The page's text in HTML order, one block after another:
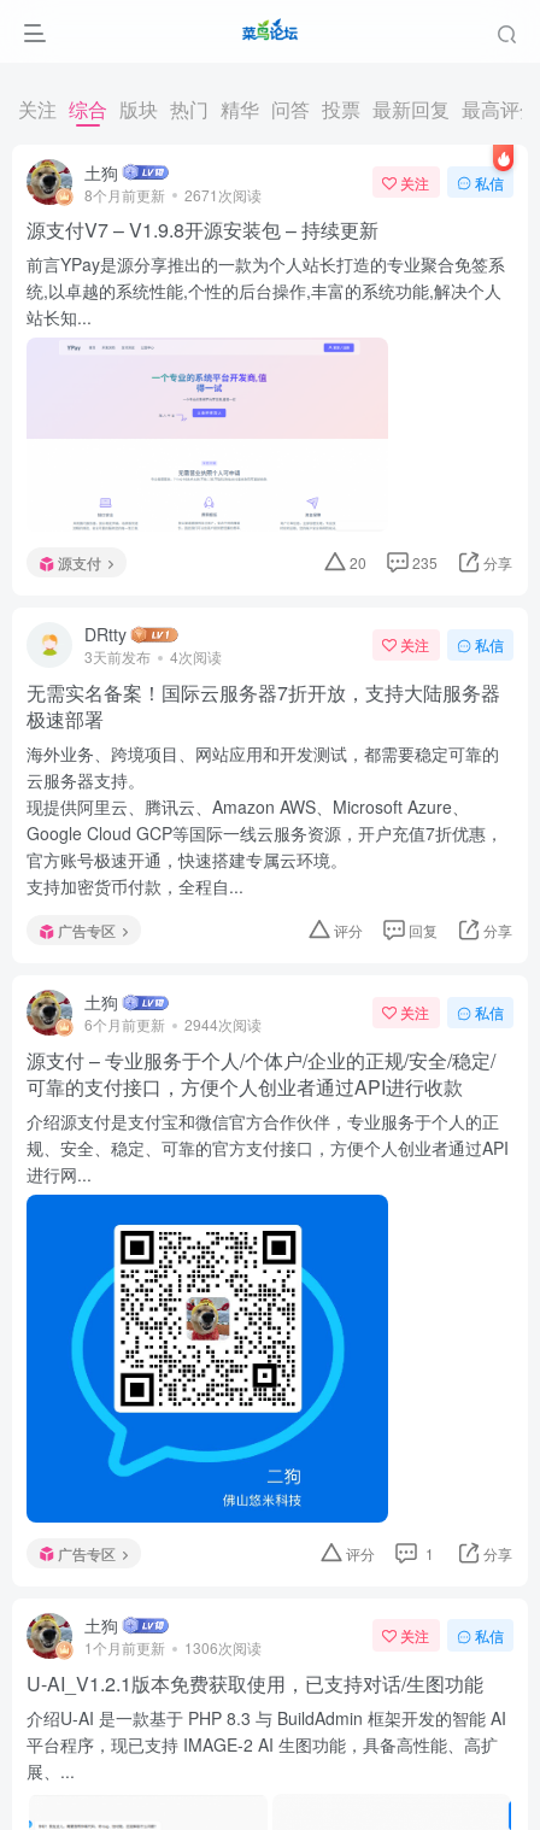
关注 综合 版块 热门 精华 问答 投票 最新回复 最高评分
土狗
8个月前更新 2671次阅读
关注 私信
源支付V7 – V1.9.8开源安装包 – 持续更新
前言YPay是源分享推出的一款为个人站长打造的专业聚合免签系
统,以卓越的系统性能,个性的后台操作,丰富的系统功能,解决个人
站长知...
源支付 20 235 分享
DRtty
3天前发布 4次阅读
关注 私信
无需实名备案！国际云服务器7折开放，支持大陆服务器
极速部署
海外业务、跨境项目、网站应用和开发测试，都需要稳定可靠的
云服务器支持。
现提供阿里云、腾讯云、Amazon AWS、Microsoft Azure、
Google Cloud GCP等国际一线云服务资源，开户充值7折优惠，
官方账号极速开通，快速搭建专属云环境。
支持加密货币付款，全程自...
广告专区 评分 回复 分享
土狗
6个月前更新 2944次阅读
关注 私信
源支付 – 专业服务于个人/个体户/企业的正规/安全/稳定/
可靠的支付接口，方便个人创业者通过API进行收款
介绍源支付是支付宝和微信官方合作伙伴，专业服务于个人的正
规、安全、稳定、可靠的官方支付接口，方便个人创业者通过API
进行网...
广告专区 评分 1 分享
土狗
1个月前更新 1306次阅读
关注 私信
U-AI_V1.2.1版本免费获取使用，已支持对话/生图功能
介绍U-AI 是一款基于 PHP 8.3 与 BuildAdmin 框架开发的智能 AI
平台程序，现已支持 IMAGE-2 AI 生图功能，具备高性能、高扩
展、...